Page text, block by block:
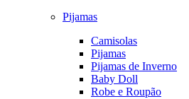
Pijamas
Camisolas
Pijamas
Pijamas de Inverno
Baby Doll
Robe e Roupão